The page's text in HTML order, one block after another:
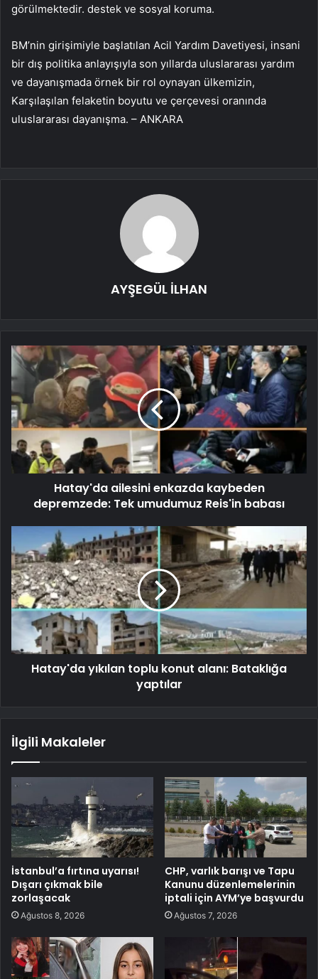
görülmektedir. destek ve sosyal koruma.
BM’nin girişimiyle başlatılan Acil Yardım Davetiyesi, insani
bir dış politika anlayışıyla son yıllarda uluslararası yardım
ve dayanışmada örnek bir rol oynayan ülkemizin,
Karşılaşılan felaketin boyutu ve çerçevesi oranında
uluslararası dayanışma. – ANKARA
AYŞEGÜL İLHAN
Hatay'da ailesini enkazda kaybeden
depremzede: Tek umudumuz Reis'in babası
Hatay'da yıkılan toplu konut alanı: Bataklığa
yaptılar
İlgili Makaleler
İstanbul’a fırtına uyarısı!
Dışarı çıkmak bile
zorlaşacak
Ağustos 8, 2026
CHP, varlık barışı ve Tapu
Kanunu düzenlemelerinin
iptali için AYM’ye başvurdu
Ağustos 7, 2026